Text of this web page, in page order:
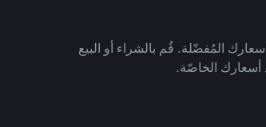
المُفضّلة. قُم بالشراء أو البيع
أسعارك الخاصّة.